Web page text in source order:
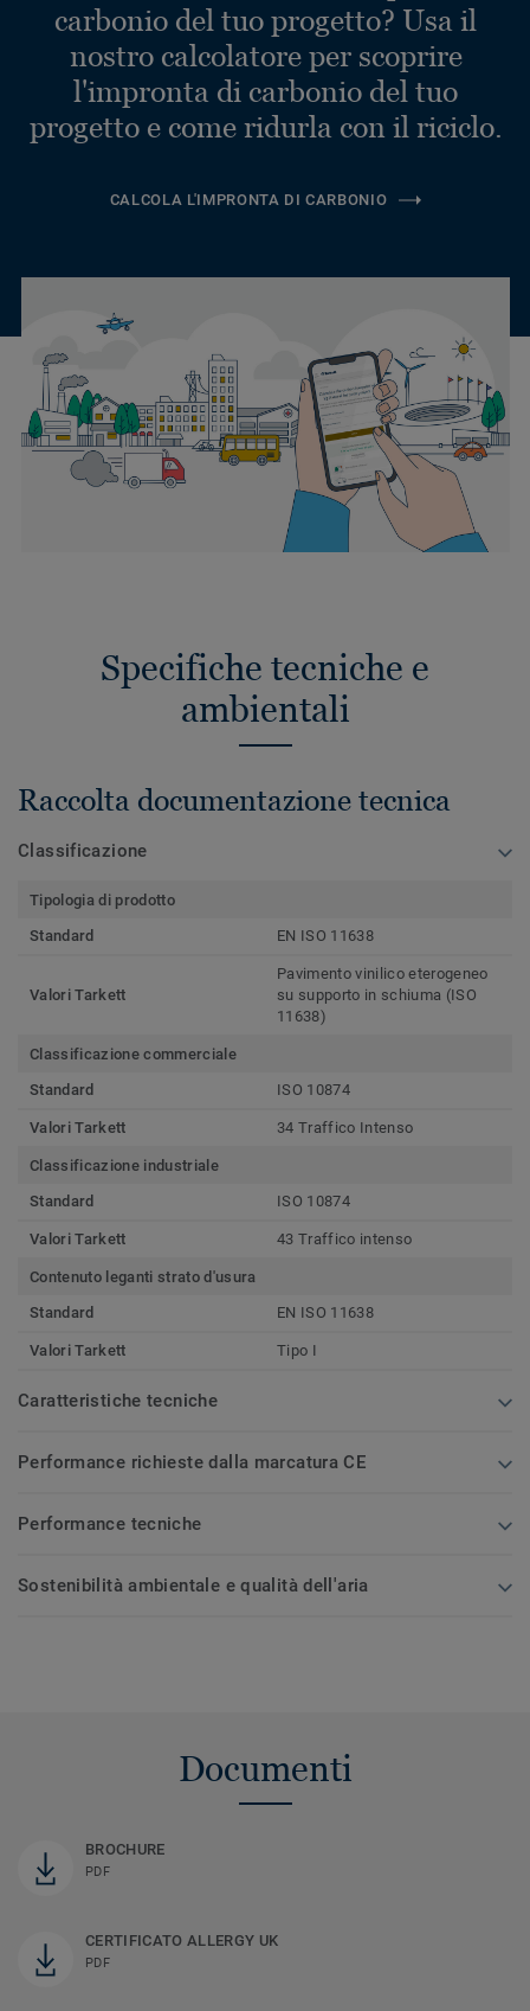
carbonio del tuo progetto? Usa il
nostro calcolatore per scoprire
l'impronta di carbonio del tuo
progetto e come ridurla con il riciclo.
CALCOLA L'IMPRONTA DI CARBONIO
Specifiche tecniche e
ambientali
Raccolta documentazione tecnica
Classificazione
Tipologia di prodotto
Standard
EN ISO 11638
Valori Tarkett
Pavimento vinilico eterogeneo
su supporto in schiuma (ISO
11638)
Classificazione commerciale
Standard
ISO 10874
Valori Tarkett 34 Traffico Intenso
Classificazione industriale
Standard
ISO 10874
Valori Tarkett 43 Traffico intenso
Contenuto leganti strato d'usura
Standard
EN ISO 11638
Valori Tarkett Tipo I
Caratteristiche tecniche
Performance richieste dalla marcatura CE
Performance tecniche
Sostenibilità ambientale e qualità dell'aria
Documenti
BROCHURE
PDF
CERTIFICATO ALLERGY UK
PDF